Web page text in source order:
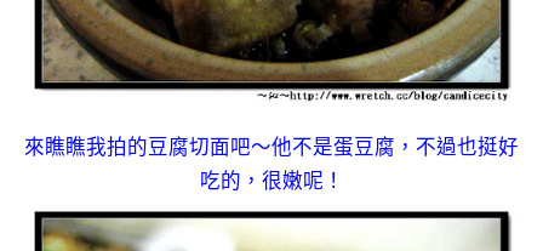
來瞧瞧我拍的豆腐切面吧～他不是蛋豆腐，不過也挺好
吃的，很嫩呢！